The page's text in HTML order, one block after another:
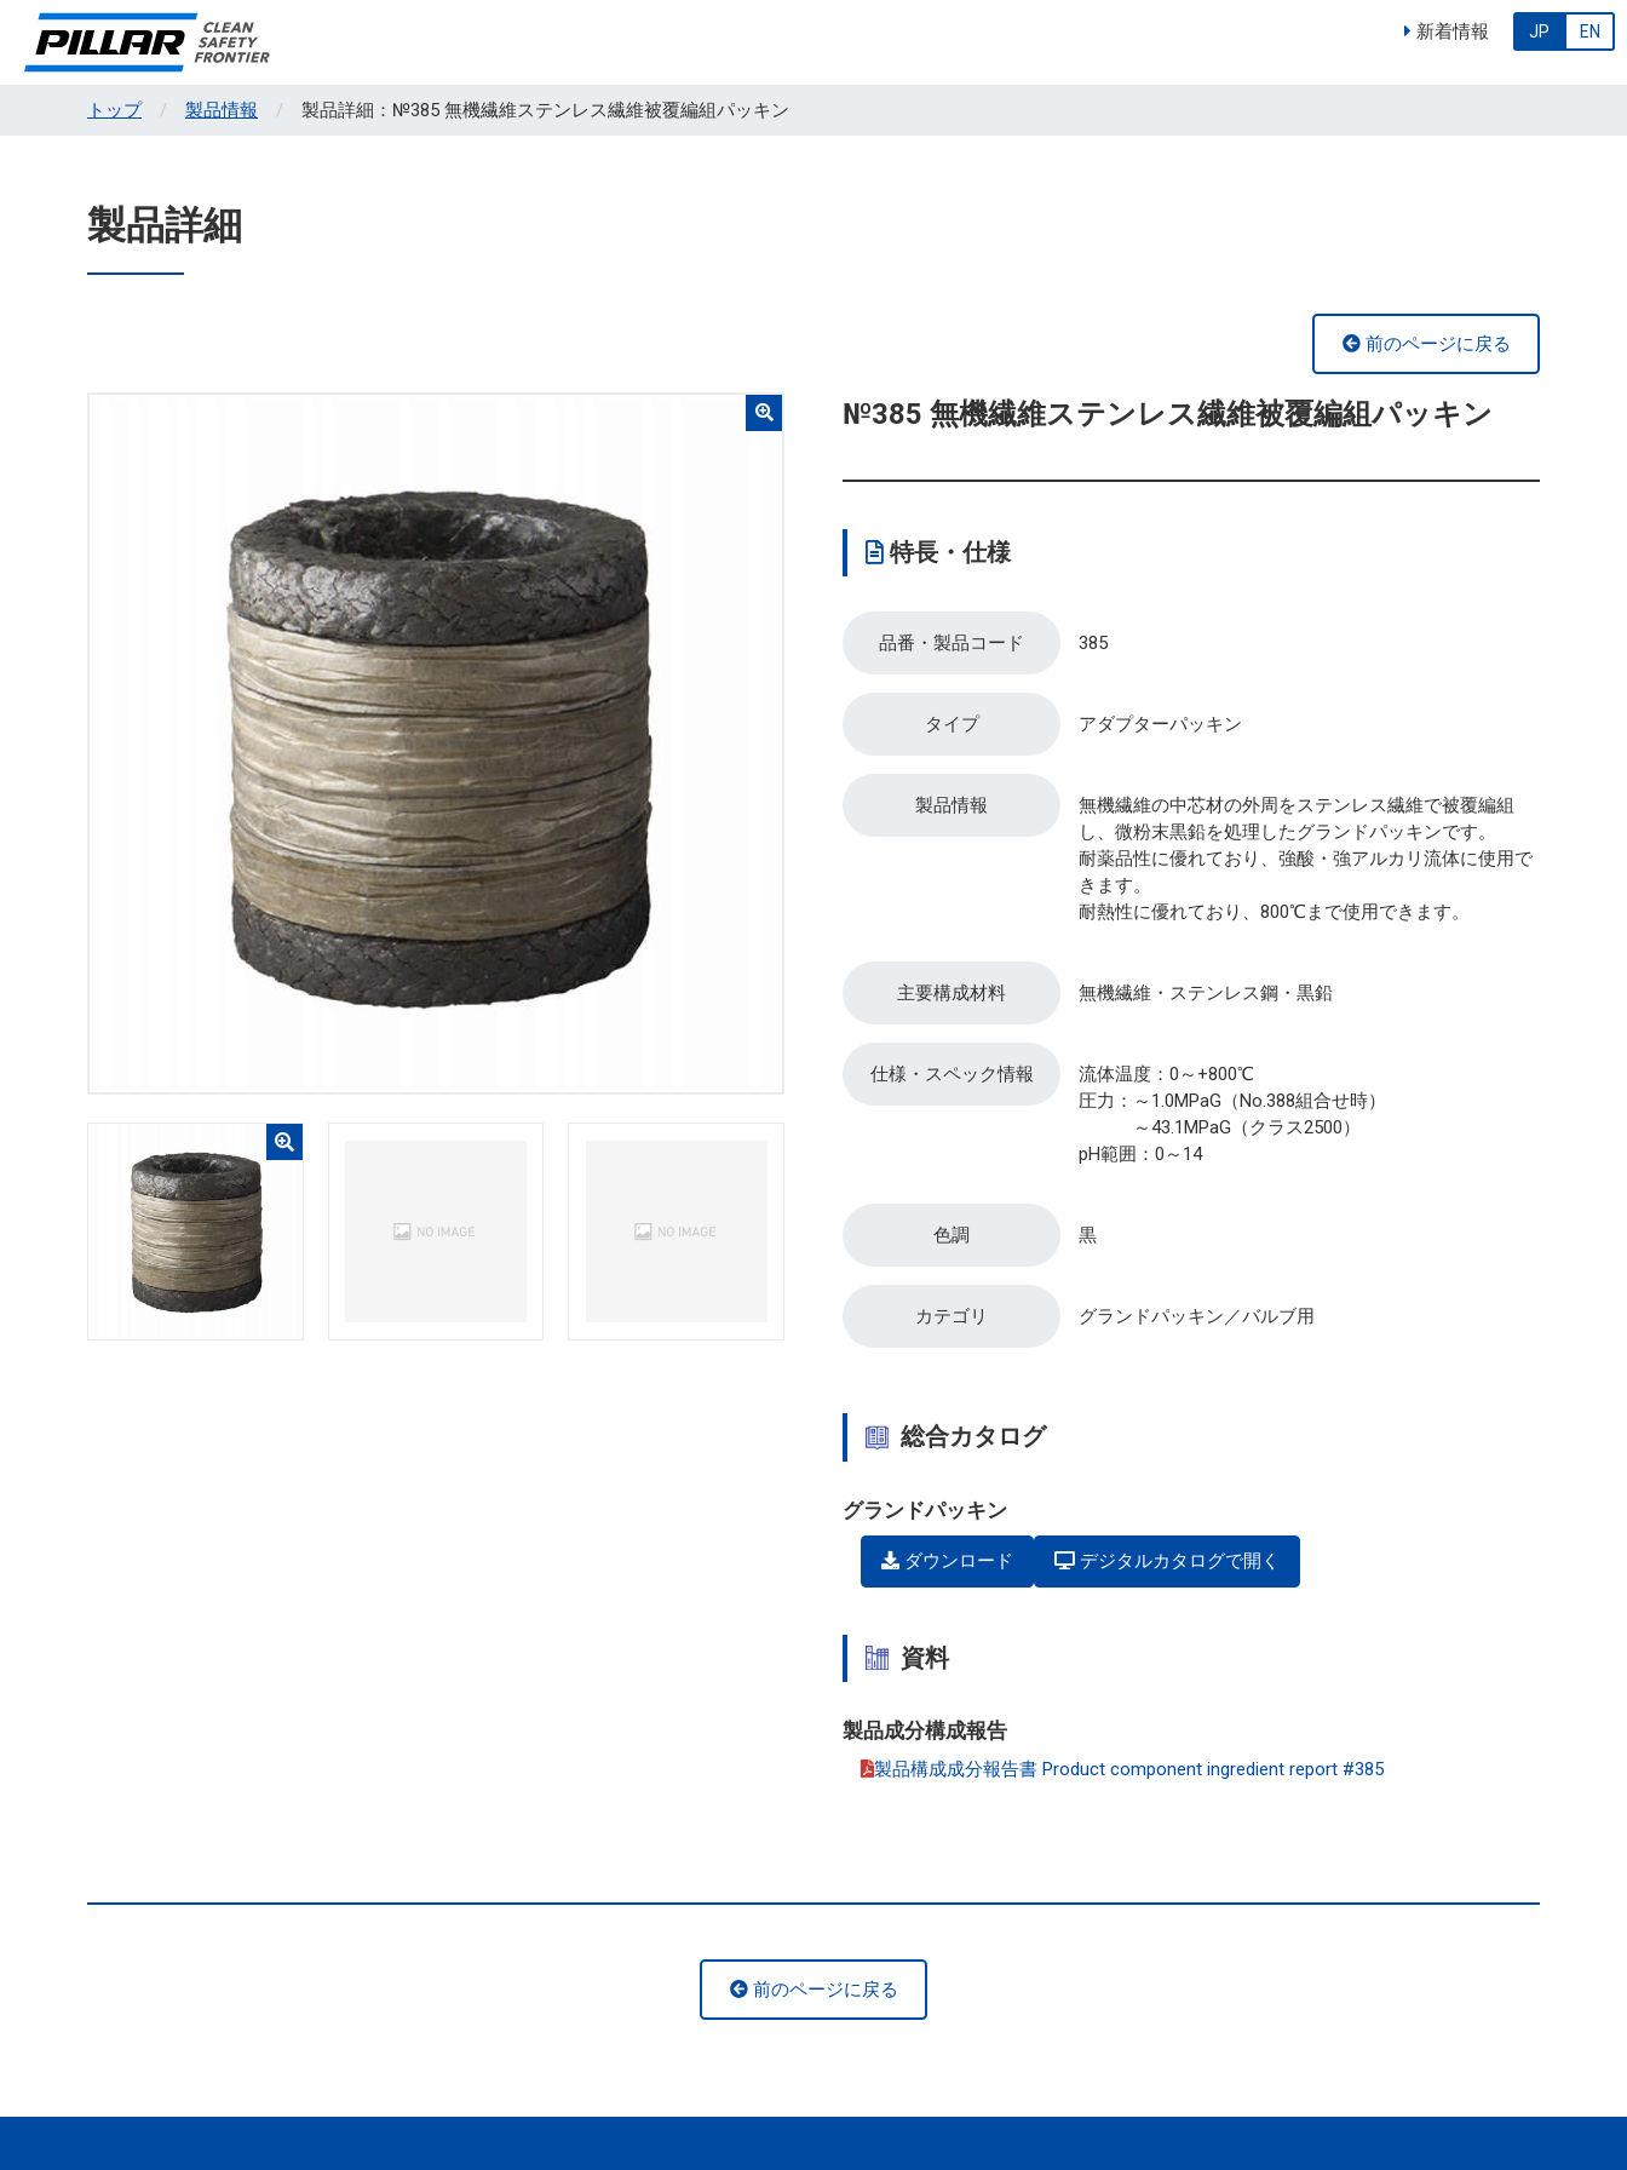
新着情報 JP EN
トップ 製品情報 製品詳細：№385 無機繊維ステンレス繊維被覆編組パッキン
製品詳細
前のページに戻る
№385 無機繊維ステンレス繊維被覆編組パッキン
特長・仕様
品番・製品コード 385
タイプ アダプターパッキン
製品情報
無機繊維の中芯材の外周をステンレス繊維で被覆編組
し、微粉末黒鉛を処理したグランドパッキンです。
耐薬品性に優れており、強酸・強アルカリ流体に使用で
きます。
耐熱性に優れており、800℃まで使用できます。
主要構成材料 無機繊維・ステンレス鋼・黒鉛
仕様・スペック情報
流体温度：0～+800℃
圧力：～1.0MPaG（No.388組合せ時）
～43.1MPaG（クラス2500）
pH範囲：0～14
色調 黒
カテゴリ グランドパッキン／バルブ用
総合カタログ
グランドパッキン
ダウンロード デジタルカタログで開く
資料
製品成分構成報告
製品構成成分報告書 Product component ingredient report #385
前のページに戻る